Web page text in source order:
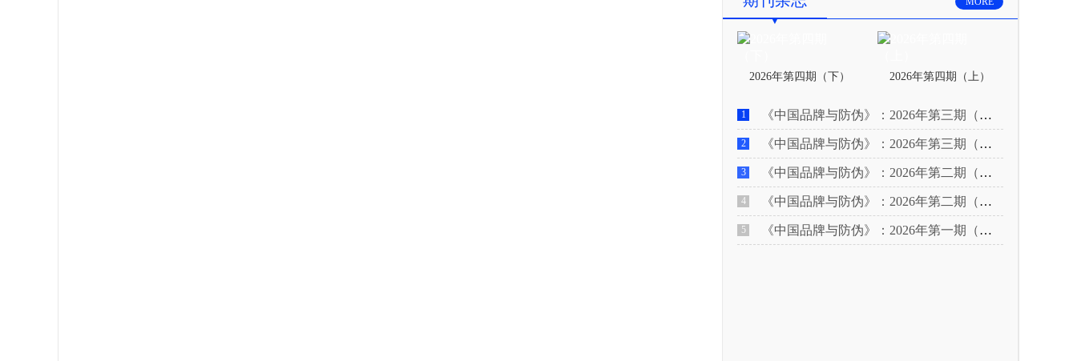
2026年第四期（下） 2026年第四期（上）
1 《中国品牌与防伪》：2026年第三期（下）
2 《中国品牌与防伪》：2026年第三期（上）
3 《中国品牌与防伪》：2026年第二期（下）
4 《中国品牌与防伪》：2026年第二期（上）
5 《中国品牌与防伪》：2026年第一期（下）